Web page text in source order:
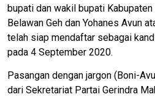
bupati dan wakil bupati
Belawan Geh dan Yohanes Avun
telah siap mendaftar sebagai
pada 4 September 2020.
Pasangan dengan jargon (Boni-
dari Sekretariat Partai Gerindra